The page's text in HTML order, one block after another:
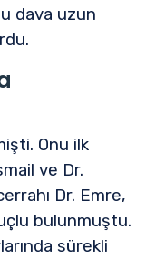
dava uzun
Onu ilk
ve Dr.
Dr. Emre,
bulunmuştu.
sürekli